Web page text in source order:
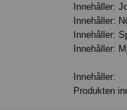
Innehåller:
Innehåller:
Innehåller:
Innehåller:
Innehåller:
Produkten